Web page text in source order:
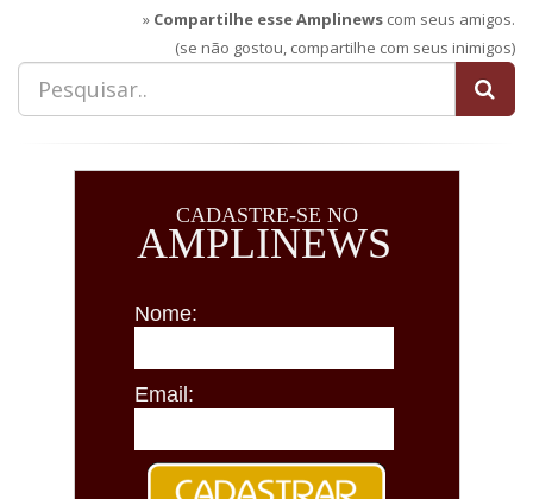
» Compartilhe esse Amplinews com seus amigos.
(se não gostou, compartilhe com seus inimigos)
CADASTRE-SE NO
AMPLINEWS
Nome:
Email: